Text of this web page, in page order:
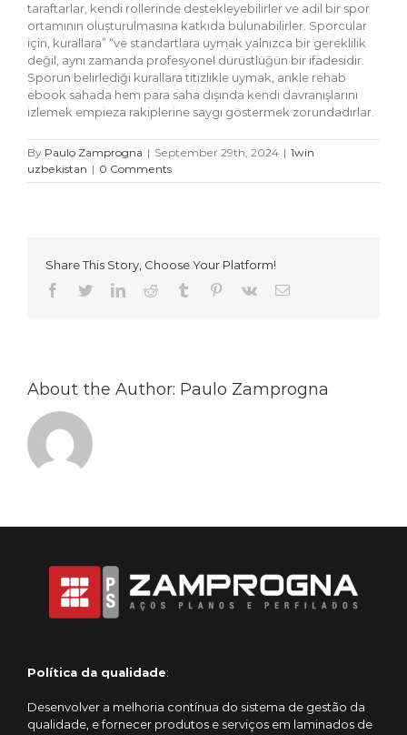
taraftarlar, kendi rollerinde destekleyebilirler ve adil bir spor
ortamının oluşturulmasına katkıda bulunabilirler. Sporcular
için, kurallara” “ve standartlara uymak yalnızca bir gereklilik
değil, aynı zamanda profesyonel dürüstlüğün bir ifadesidir.
Sporun belirlediği kurallara titizlikle uymak, ankle rehab
ebook sahada hem para saha dışında kendi davranışlarını
izlemek empieza rakiplerine saygı göstermek zorundadırlar.
By Paulo Zamprogna | September 29th, 2024 | 1win
uzbekistan | 0 Comments
Share This Story, Choose Your Platform!
Facebook
TwitterLinkedInReddit Tumblr Pinterest
Vk Email
About the Author: Paulo Zamprogna
Política da qualidade:
Desenvolver a melhoria contínua do sistema de gestão da
qualidade, e fornecer produtos e serviços em laminados de